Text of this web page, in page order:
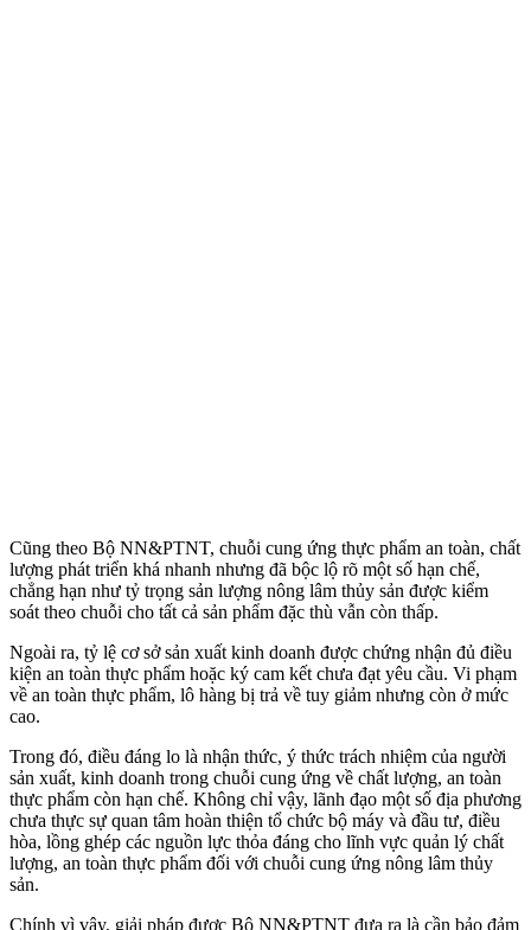
Cũng theo Bộ NN&PTNT, chuỗi cung ứng thực phẩm an toàn, chất
lượng phát triển khá nhanh nhưng đã bộc lộ rõ một số hạn chế,
chẳng hạn như tỷ trọng sản lượng nông lâm thủy sản được kiểm
soát theo chuỗi cho tất cả sản phẩm đặc thù vẫn còn thấp.
Ngoài ra, tỷ lệ cơ sở sản xuất kinh doanh được chứng nhận đủ điều
kiện an toàn thực phẩm hoặc ký cam kết chưa đạt yêu cầu. Vi phạm
về an toàn thực phẩm, lô hàng bị trả về tuy giảm nhưng còn ở mức
cao.
Trong đó, điều đáng lo là nhận thức, ý thức trách nhiệm của người
sản xuất, kinh doanh trong chuỗi cung ứng về chất lượng, an toàn
thực phẩm còn hạn chế. Không chỉ vậy, lãnh đạo một số địa phương
chưa thực sự quan tâm hoàn thiện tổ chức bộ máy và đầu tư, điều
hòa, lồng ghép các nguồn lực thỏa đáng cho lĩnh vực quản lý chất
lượng, an toàn thực phẩm đối với chuỗi cung ứng nông lâm thủy
sản.
Chính vì vậy, giải pháp được Bộ NN&PTNT đưa ra là cần bảo đảm